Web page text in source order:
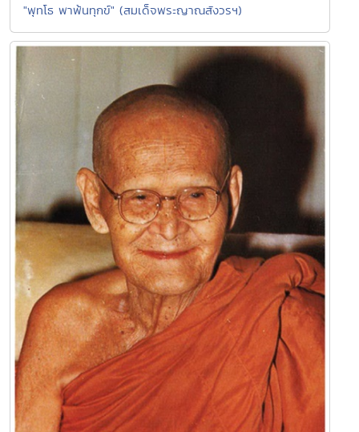
"พุทโธ พาพ้นทุกข์" (สมเด็จพระญาณสังวรฯ)